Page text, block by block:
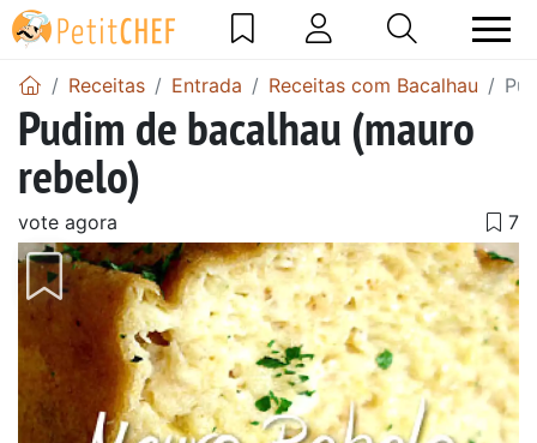
Receitas Entrada Receitas com Bacalhau
Pudim de bacalhau (mauro
rebelo)
vote agora